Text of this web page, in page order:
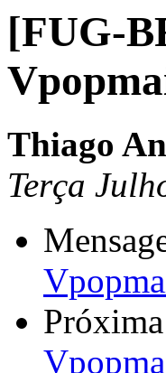
[FUG-
Thiago
Terça